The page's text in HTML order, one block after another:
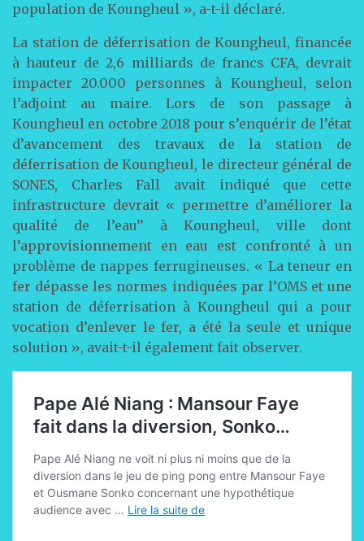
population de Koungheul », a-t-il déclaré.
La station de déferrisation de Koungheul, financée
à hauteur de 2,6 milliards de francs CFA, devrait
impacter 20.000 personnes à Koungheul, selon
l’adjoint au maire. Lors de son passage à
Koungheul en octobre 2018 pour s’enquérir de l’état
d’avancement des travaux de la station de
déferrisation de Koungheul, le directeur général de
SONES, Charles Fall avait indiqué que cette
infrastructure devrait « permettre d’améliorer la
qualité de l’eau’’ à Koungheul, ville dont
l’approvisionnement en eau est confronté à un
problème de nappes ferrugineuses. « La teneur en
fer dépasse les normes indiquées par l’OMS et une
station de déferrisation à Koungheul qui a pour
vocation d’enlever le fer, a été la seule et unique
solution », avait-t-il également fait observer.